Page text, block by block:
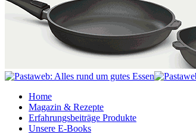
Home
Magazin & Rezepte
Erfahrungsbeiträge Produkte
Unsere E-Books